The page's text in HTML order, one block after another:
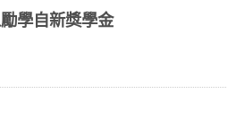
學自新獎學金